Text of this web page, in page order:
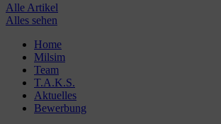
Alle Artikel
Alles sehen
content
Home
Milsim
Team
T.A.K.S.
Aktuelles
Bewerbung